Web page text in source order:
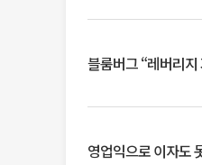
블룸버그 “레버리
영업익으로 이자도